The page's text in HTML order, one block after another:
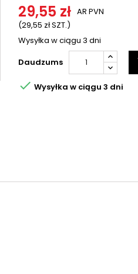
29,55 zł
(29,55 zł SZT.)
AR PVN
Wysyłka w ciągu 3 dni
Daudzums
 Wysyłka w ciągu 3 dni